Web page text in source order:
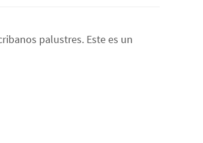
palustres. Este es un